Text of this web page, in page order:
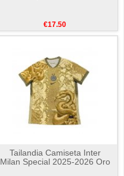
€17.50
Tailandia Camiseta Inter
Milan Special 2025-2026 Oro